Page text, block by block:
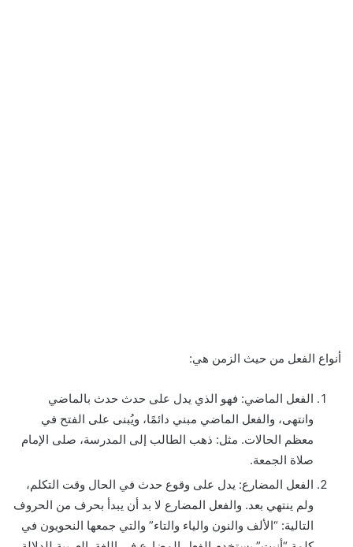
أنواع الفعل من حيث الزمن هي:
الفعل الماضي: فهو الذي يدل على حدث حدث بالماضي
وانتهى، والفعل الماضي مبني دائمًا، ويُبنى على الفتح في
معظم الحالات. مثل: ذهب الطالب إلى المدرسة، صلى الإمام
صلاة الجمعة.
الفعل المضارع: يدل على وقوع حدث في الحال وقت التكلم،
ولم ينتهي بعد. والفعل المضارع لا بد أن يبدأ بحرف من الحروف
التالية: “الألف والنون والياء والتاء” والتي جمعها النحويون في